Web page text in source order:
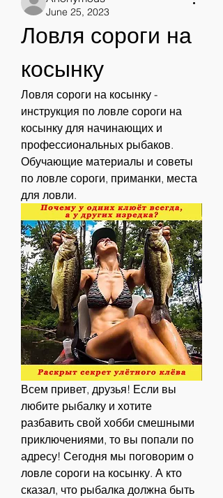
June 25, 2023
Ловля сороги на
косынку
Ловля сороги на косынку -
инструкция по ловле сороги на
косынку для начинающих и
профессиональных рыбаков.
Обучающие материалы и советы
по ловле сороги, приманки, места
для ловли.
Всем привет, друзья! Если вы
любите рыбалку и хотите
разбавить свой хобби смешными
приключениями, то вы попали по
адресу! Сегодня мы поговорим о
ловле сороги на косынку. А кто
сказал, что рыбалка должна быть